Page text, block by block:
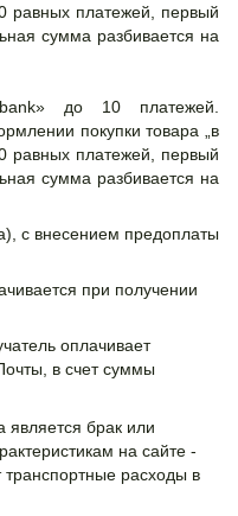
равных платежей, первый
сумма разбивается на
до 10 платежей.
покупки товара „в
равных платежей, первый
сумма разбивается на
с внесением предоплаты
при получении
оплачивает
в счет суммы
является брак или
на сайте -
транспортные расходы в